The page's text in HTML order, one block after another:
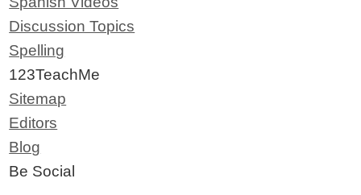
Discussion Topics
Spelling
123TeachMe
Sitemap
Editors
Blog
Be Social